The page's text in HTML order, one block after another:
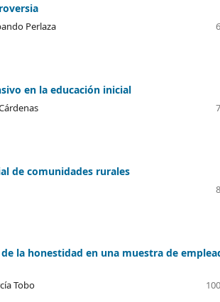
Perlaza
en la educación inicial
de comunidades rurales
la honestidad en una muestra de
Tobo